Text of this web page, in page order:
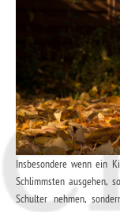
Insbesondere wenn ein
Schlimmsten ausgehen,
Schulter nehmen,